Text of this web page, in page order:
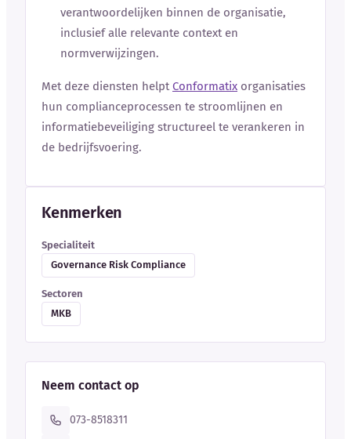
verantwoordelijken binnen de organisatie,
inclusief alle relevante context en
normverwijzingen.
Met deze diensten helpt Conformatix organisaties
hun complianceprocessen te stroomlijnen en
informatiebeveiliging structureel te verankeren in
de bedrijfsvoering.
Kenmerken
Specialiteit
Governance Risk Compliance
Sectoren
MKB
Neem contact op
073-8518311